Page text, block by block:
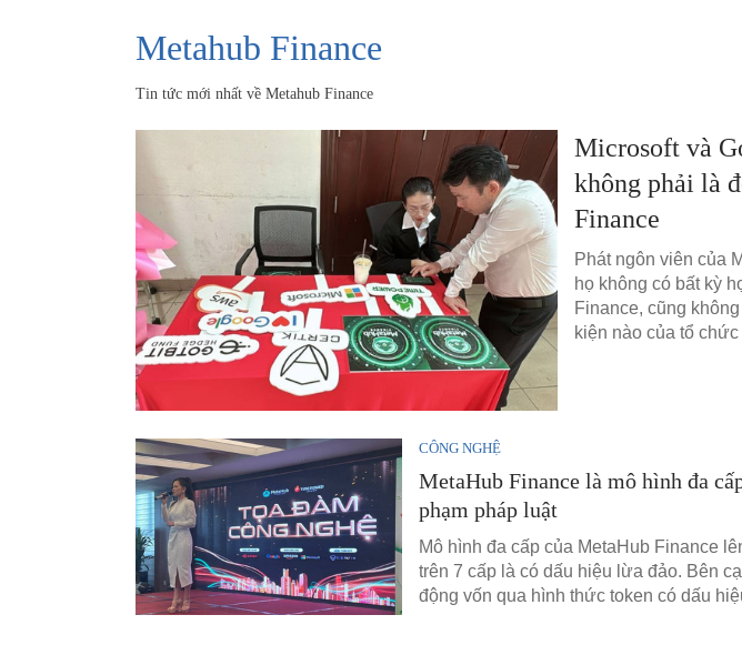
Metahub Finance
Tin tức mới nhất về Metahub Finance
Microsoft và
không phải là
Finance
Phát ngôn viên của
họ không có bất kỳ
Finance, cũng
kiện nào của tổ chức
CÔNG NGHỆ
MetaHub Finance là mô hình đa
phạm pháp luật
Mô hình đa cấp của MetaHub Finance
trên 7 cấp là có dấu hiệu lừa đảo. Bên
động vốn qua hình thức token có dấu